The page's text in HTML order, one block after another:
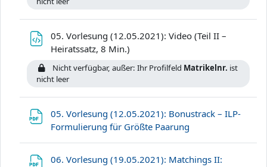
05. Vorlesung (12.05.2021): Video (Teil II –
Heiratssatz, 8 Min.)
Nicht verfügbar, außer: Ihr Profilfeld Matrikelnr. ist
nicht leer
05. Vorlesung (12.05.2021): Bonustrack – ILP-
Formulierung für Größte Paarung
06. Vorlesung (19.05.2021): Matchings II: